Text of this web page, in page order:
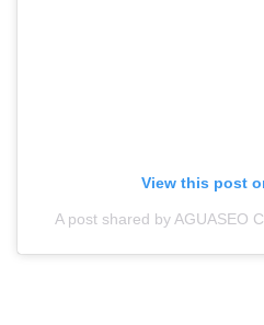
View this post
A post shared by AGUASEO